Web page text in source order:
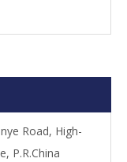
Road, High-
P.R.China